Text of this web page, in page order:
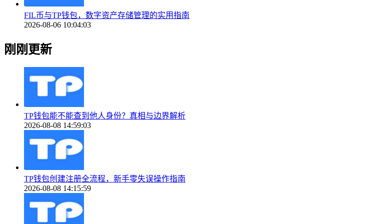
FIL币与TP钱包，数字资产存储管理的实用指南
2026-08-06 10:04:03
刚刚更新
TP钱包能不能查到他人身份？真相与边界解析
2026-08-08 14:59:03
TP钱包创建注册全流程，新手零失误操作指南
2026-08-08 14:15:59